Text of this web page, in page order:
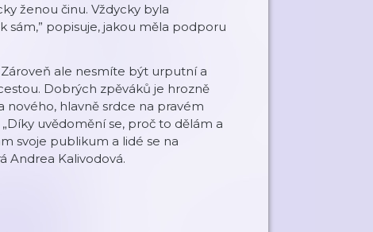
ženou činu. Vždycky byla
sám,” popisuje, jakou měla podporu
ale nesmíte být urputní a
Dobrých zpěváků je hrozně
nového, hlavně srdce na pravém
uvědomění se, proč to dělám a
svoje publikum a lidé se na
Andrea Kalivodová.